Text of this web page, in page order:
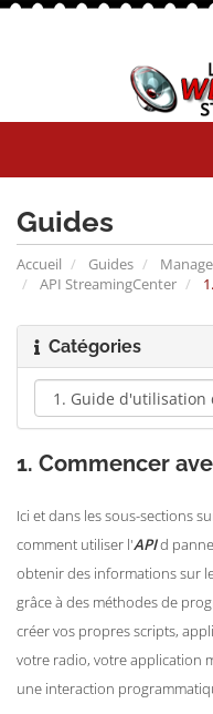
Guides
Accueil Guides
API StreamingCenter
Catégories
1. Commencer
Ici et dans les sous-sections
comment utiliser l'APId
obtenir des informations sur
grâce à des méthodes de
créer vos propres scripts,
votre radio, votre application
une interaction